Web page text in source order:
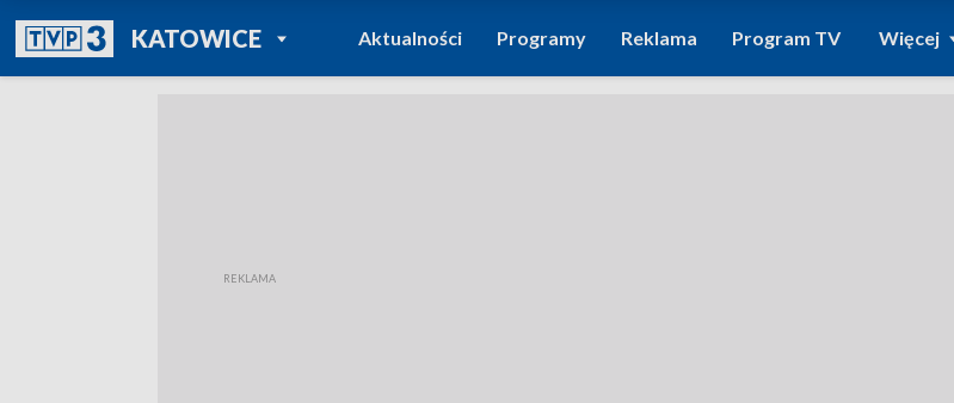
KATOWICEPOWRÓT DO
TVP REGIONY
Aktualności Programy Reklama Program TV Więcej